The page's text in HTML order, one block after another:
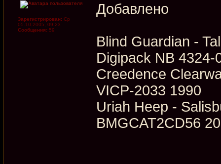
Зарегистрирован: Ср
05.10.2005, 09:23
Сообщения: 59
Добавлено
Blind Guardian -
Digipack NB 4324-
Creedence
VICP-2033 1990
Uriah Heep -
BMGCAT2CD56